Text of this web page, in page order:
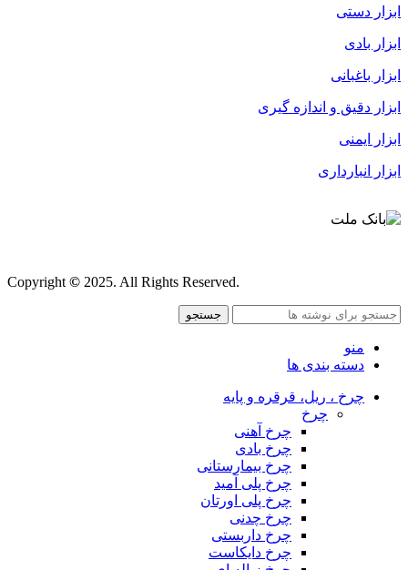
ابزار دستی
ابزار بادی
ابزار باغبانی
ابزار دقیق و اندازه گیری
ابزار ایمنی
ابزار انبارداری
Copyright© 2025. All Rights Reserved.
جستجو
منو
دسته بندی ها
چرخ ، ریل، قرقره و پایه
چرخ
چرخ آهنی
چرخ بادی
چرخ بیمارستانی
چرخ پلی آمید
چرخ پلی اورتان
چرخ چدنی
چرخ داربستی
چرخ دایکاست